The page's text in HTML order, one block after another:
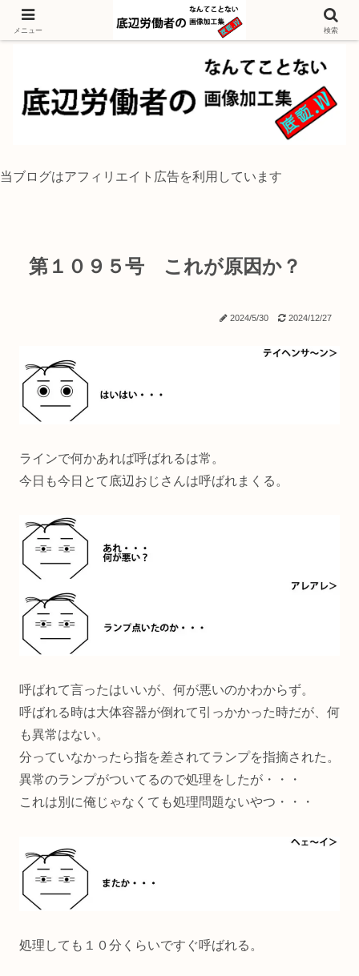
独身底辺おじさんが風景写真をイラスト風に加工するブログ
当ブログはアフィリエイト広告を利用しています
第１０９５号 これが原因か？
2024/5/30 2024/12/27
ラインで何かあれば呼ばれるは常。
今日も今日とて底辺おじさんは呼ばれまくる。
呼ばれて言ったはいいが、何が悪いのかわからず。
呼ばれる時は大体容器が倒れて引っかかった時だが、何
も異常はない。
分っていなかったら指を差されてランプを指摘された。
異常のランプがついてるので処理をしたが・・・
これは別に俺じゃなくても処理問題ないやつ・・・
処理しても１０分くらいですぐ呼ばれる。
メニュー 検索